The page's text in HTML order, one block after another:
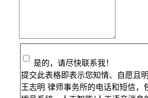
是的，请尽快联系我！
提交此表格即表示您知情、自愿且
王志明 律师事务所的电话和短信，